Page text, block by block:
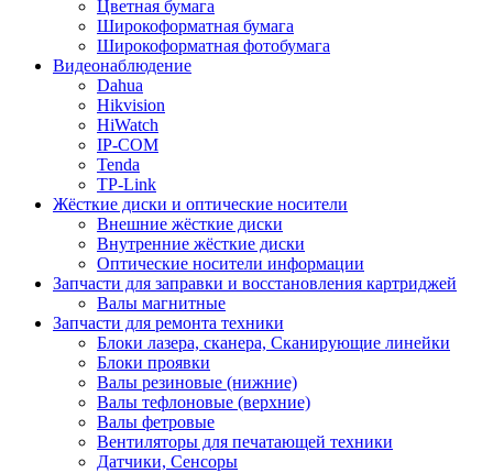
Цветная бумага
Широкоформатная бумага
Широкоформатная фотобумага
Видеонаблюдение
Dahua
Hikvision
HiWatch
IP-COM
Tenda
TP-Link
Жёсткие диски и оптические носители
Внешние жёсткие диски
Внутренние жёсткие диски
Оптические носители информации
Запчасти для заправки и восстановления картриджей
Валы магнитные
Запчасти для ремонта техники
Блоки лазера, сканера, Сканирующие линейки
Блоки проявки
Валы резиновые (нижние)
Валы тефлоновые (верхние)
Валы фетровые
Вентиляторы для печатающей техники
Датчики, Сенсоры